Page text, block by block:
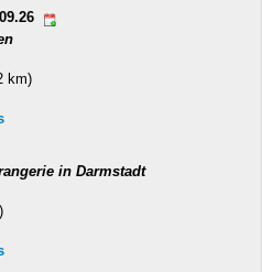
km)
in Darmstadt